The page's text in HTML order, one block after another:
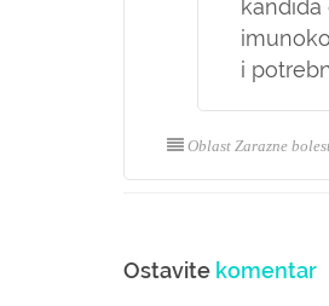
kandida
i
Oblast Zarazne
Ostavite komentar